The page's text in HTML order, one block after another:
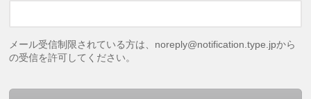
メール受信制限されている方は、noreply@notification.type.jpから
の受信を許可してください。